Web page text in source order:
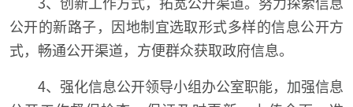
公开的新路子，因地制宜选取形式多样的信息公开方
式，畅通公开渠道，方便群众获取政府信息。
4、强化信息公开领导小组办公室职能，加强信息